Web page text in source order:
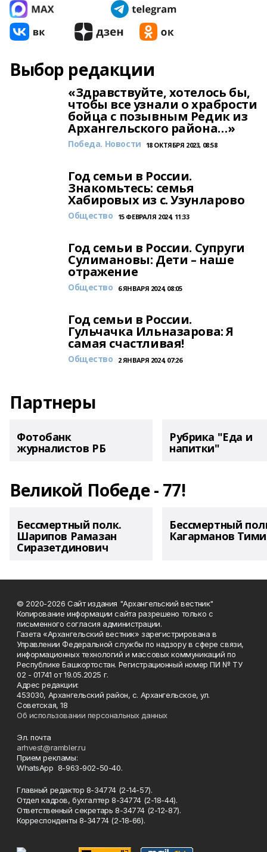
Выбор редакции
«Здравствуйте, хотелось бы,
чтобы все узнали о храбрости
бойца с позывным Редик из
Архангельского района…»
Победа. Новости 18 ОКТЯБРЯ 2023, 08:58
Год семьи в России.
Знакомьтесь: семья
Хабировых из с. Узунларово
Общество 15 ФЕВРАЛЯ 2024, 11:33
Год семьи в России. Супруги
Сулимановы: Дети – наше
отражение
Общество 6 ЯНВАРЯ 2024, 08:05
Год семьи в России.
Гульчачка Ильназарова: Я
самая счастливая!
Общество 2 ЯНВАРЯ 2024, 07:26
Партнеры
Фотобанк
журналистов РБ
Рубрика "Еда и
напитки"
Великой Победе - 77!
Бессмертный полк.
Шарипов Рамазан
Сиразетдинович
Бессмертный
Кагарманов
© 2020-2026 Сайт издания "Архангельский вестник"
Копирование информации сайта разрешено только с
письменного согласия администрации.
Газета «Архангельский вестник» зарегистрирована в
Управлении Федеральной службы по надзору в сфере связи,
информационных технологий и массовых коммуникаций по
Республике Башкортостан. Регистрационный номер ПИ № ТУ
02 - 01741 от 19.05.2025 г.
Адрес редакции:
453030, Архангельский район, с. Архангельское, ул.
Советская, 18
Об использовании персональных данных
Эл. почта
arhvest@rambler.ru
Прием рекламы:
WhatsApp 8-963-902-50-40.
Главный редактор 8-34774 (2-14-57).
Отдел кадров, бухгалтер 8-34774 (2-18-44).
Ответственный секретарь 8-34774 (2-12-87).
Корреспонденты 8-34774 (2-18-66).